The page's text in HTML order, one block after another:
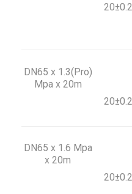
20±0.2
DN65 x 1.3(Pro)
Mpa x 20m
20±0.2
DN65 x 1.6 Mpa
x 20m
20±0.2